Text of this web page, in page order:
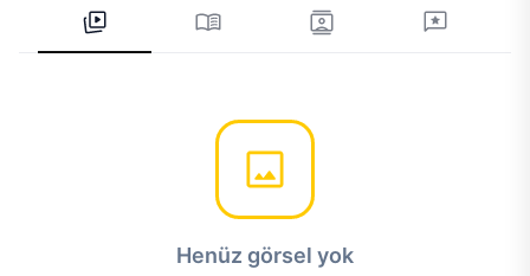
Henüz görsel yok